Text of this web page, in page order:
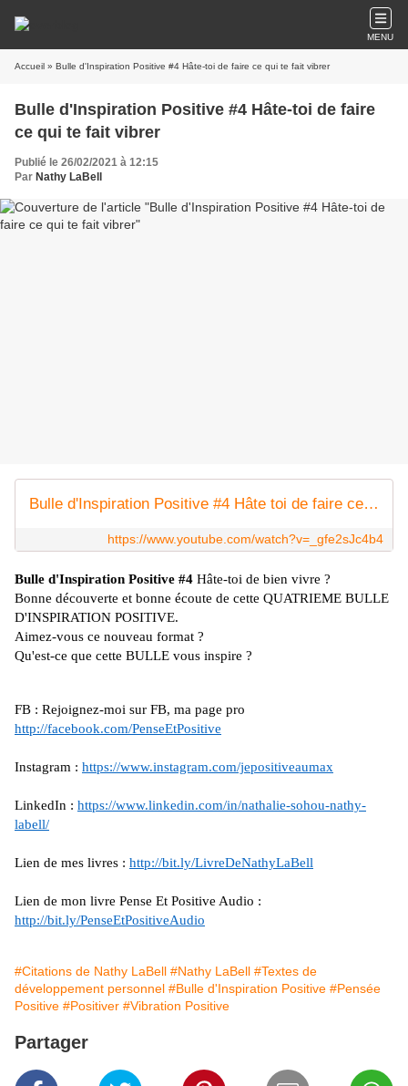
MENU
Accueil » Bulle d'Inspiration Positive #4 Hâte-toi de faire ce qui te fait vibrer
Bulle d'Inspiration Positive #4 Hâte-toi de faire
ce qui te fait vibrer
Publié le 26/02/2021 à 12:15
Par Nathy LaBell
Bulle d'Inspiration Positive #4 Hâte toi de faire ce qui te fait VIBRER by Nathy LaBell
https://www.youtube.com/watch?v=_gfe2sJc4b4
Bulle d'Inspiration Positive #4 Hâte-toi de bien vivre ?
Bonne découverte et bonne écoute de cette QUATRIEME BULLE
D'INSPIRATION POSITIVE.
Aimez-vous ce nouveau format ?
Qu'est-ce que cette BULLE vous inspire ?
FB : Rejoignez-moi sur FB, ma page pro
http://facebook.com/PenseEtPositive
Instagram : https://www.instagram.com/jepositiveaumax
LinkedIn : https://www.linkedin.com/in/nathalie-sohou-nathy-
labell/
Lien de mes livres : http://bit.ly/LivreDeNathyLaBell
Lien de mon livre Pense Et Positive Audio :
http://bit.ly/PenseEtPositiveAudio
#Citations de Nathy LaBell #Nathy LaBell #Textes de
développement personnel #Bulle d'Inspiration Positive #Pensée
Positive #Positiver #Vibration Positive
Partager